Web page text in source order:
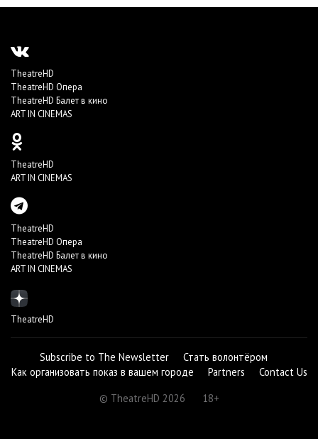
TheatreHD
TheatreHD Опера
TheatreHD Балет в кино
ART IN CINEMAS
TheatreHD
ART IN CINEMAS
TheatreHD
TheatreHD Опера
TheatreHD Балет в кино
ART IN CINEMAS
TheatreHD
Subscribe to The Newsletter
Стать волонтёром
Как организовать показ в вашем городе
Partners
Contact Us
© TheatreHD 2026
18+